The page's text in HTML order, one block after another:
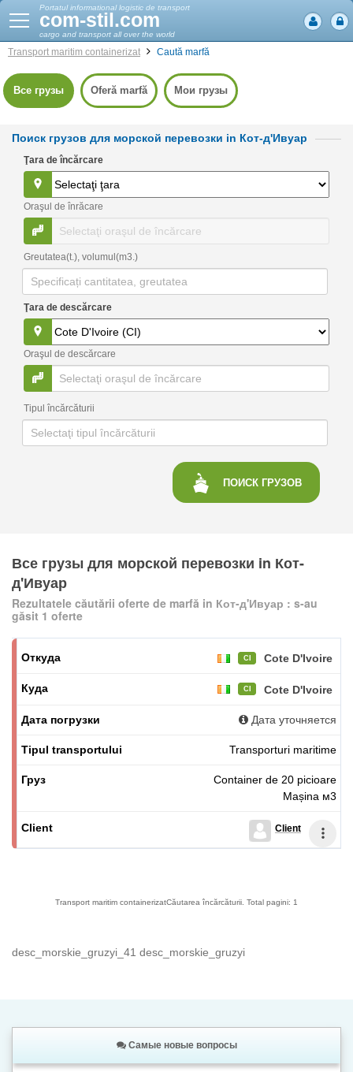
Portatul informational logistic de transport
com-stil.com
cargo and transport all over the world
Transport maritim containerizat Caută marfă
Все грузы Oferă marfă Мои грузы
Поиск грузов для морской перевозки in Кот-д'Ивуар
Ţara de încărcare
Oraşul de înrăcare
Greutatea(t.), volumul(m3.)
Ţara de descărcare
Oraşul de descărcare
Tipul încărcăturii
ПОИСК ГРУЗОВ
Все грузы для морской перевозки in Кот-
д'Ивуар
Rezultatele căutării oferte de marfă in Кот-д'Ивуар : s-au
găsit 1 oferte
CI Cote D'Ivoire
CI Cote D'Ivoire
Дата уточняется
Transporturi maritime
Container de 20 picioare
Mașina м3
Client
Transport maritim containerizatCăutarea încărcăturii. Total pagini: 1
desc_morskie_gruzyi_41 desc_morskie_gruzyi
Самые новые вопросы